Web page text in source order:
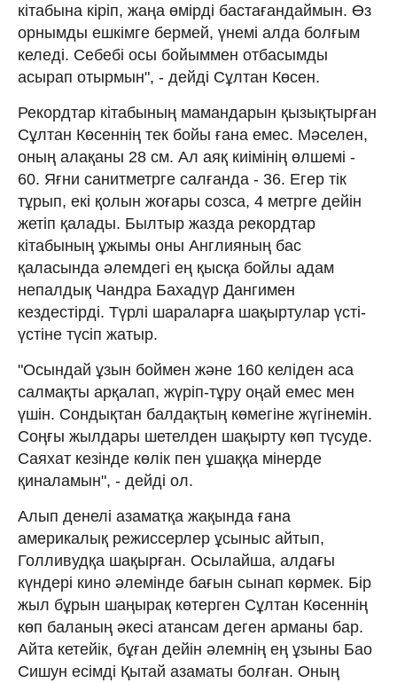
кітабына кіріп, жаңа өмірді бастағандаймын. Өз
орнымды ешкімге бермей, үнемі алда болғым
келеді. Себебі осы бойыммен отбасымды
асырап отырмын", - дейді Сұлтан Көсен.
Рекордтар кітабының мамандарын қызықтырған
Сұлтан Көсеннің тек бойы ғана емес. Мәселен,
оның алақаны 28 см. Ал аяқ киімінің өлшемі -
60. Яғни санитметрге салғанда - 36. Егер тік
тұрып, екі қолын жоғары созса, 4 метрге дейін
жетіп қалады. Былтыр жазда рекордтар
кітабының ұжымы оны Англияның бас
қаласында әлемдегі ең қысқа бойлы адам
непалдық Чандра Бахадүр Дангимен
кездестірді. Түрлі шараларға шақыртулар үсті-
үстіне түсіп жатыр.
"Осындай ұзын боймен және 160 келіден аса
салмақты арқалап, жүріп-тұру оңай емес мен
үшін. Сондықтан балдақтың көмегіне жүгінемін.
Соңғы жылдары шетелден шақырту көп түсуде.
Саяхат кезінде көлік пен ұшаққа мінерде
қиналамын", - дейді ол.
Алып денелі азаматқа жақында ғана
америкалық режиссерлер ұсыныс айтып,
Голливудқа шақырған. Осылайша, алдағы
күндері кино әлемінде бағын сынап көрмек. Бір
жыл бұрын шаңырақ көтерген Сұлтан Көсеннің
көп баланың әкесі атансам деген арманы бар.
Айта кетейік, бұған дейін әлемнің ең ұзыны Бао
Сишун есімді Қытай азаматы болған. Оның